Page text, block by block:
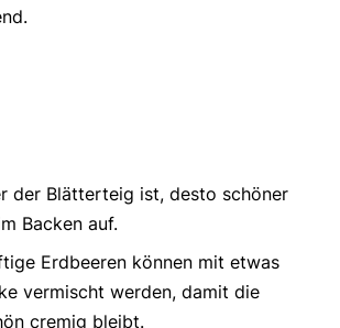
der Blätterteig ist, desto schöner
Backen auf.
Erdbeeren können mit etwas
vermischt werden, damit die
cremig bleibt.